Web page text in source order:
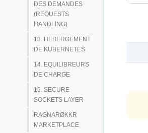
DES DEMANDES
(REQUESTS
HANDLING)
13. HEBERGEMENT
DE KUBERNETES
14. EQUILIBREURS
DE CHARGE
15. SECURE
SOCKETS LAYER
RAGNARØKKR
MARKETPLACE